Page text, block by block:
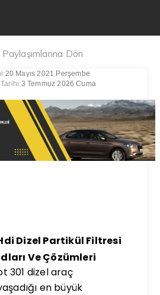
Dön
20 Mayıs 2021 Perşembe
3 Temmuz 2026 Cuma
Dizel Partikül Filtresi
Ve Çözümleri
301 dizel araç
en büyük